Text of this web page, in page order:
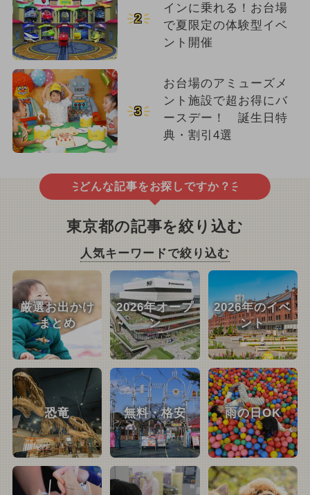
2
インに乗れる！お台場
で夏限定の体験型イベ
ント開催
3
お台場のアミューズメ
ント施設で超お得にバ
ースデー！ 誕生日特
典・割引4選
どんな記事をお探しですか？
東京都の記事を絞り込む
人気キーワードで絞り込む
厳選お出かけ
まとめ
2026年オープ
ン
2026年のイベ
ント
恐竜 無料・格安 雨の日OK